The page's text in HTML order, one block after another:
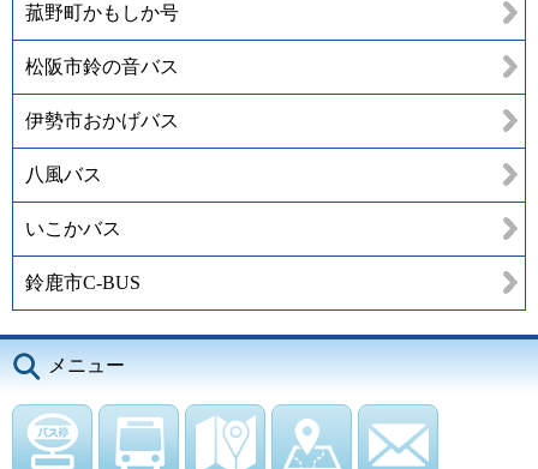
菰野町かもしか号
松阪市鈴の音バス
伊勢市おかげバス
八風バス
いこかバス
鈴鹿市C-BUS
メニュー